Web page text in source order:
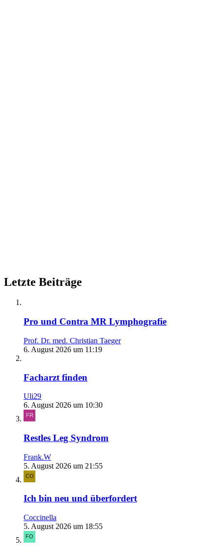
Letzte Beiträge
Pro und Contra MR Lymphografie
Prof. Dr. med. Christian Taeger
6. August 2026 um 11:19
Facharzt finden
Uli29
6. August 2026 um 10:30
Restles Leg Syndrom
Frank.W
5. August 2026 um 21:55
Ich bin neu und überfordert
Coccinella
5. August 2026 um 18:55